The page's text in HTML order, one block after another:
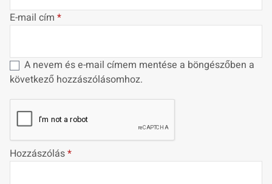
E-mail cím *
A nevem és e-mail címem mentése a böngészőben a
következő hozzászólásomhoz.
Hozzászólás*